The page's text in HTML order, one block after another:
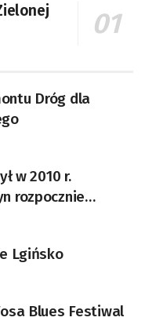
Dróg dla
w 2010 r.
rozpocznie
65
Lgińsko
Blues Festiwal